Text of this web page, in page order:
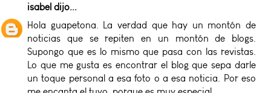
isabel dijo...
Hola guapetona. La verdad que hay un montón de
noticias que se repiten en un montón de blogs.
Supongo que es lo mismo que pasa con las revistas.
Lo que me gusta es encontrar el blog que sepa darle
un toque personal a esa foto o a esa noticia. Por eso